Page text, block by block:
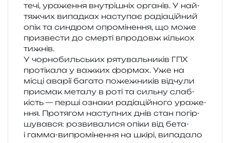
те­чі, ура­же­н­ня вну­трі­шніх орга­нів. У най­
тяж­чих випад­ках насту­пає раді­а­цій­ний
опік та син­дром опро­мі­не­н­ня, що може
при­зве­сти до смер­ті впро­довж кіль­кох
тижнів.
У чор­но­биль­ських ряту­валь­ни­ків ГПХ
про­ті­ка­ла у важ­ких фор­мах. Уже на
місці ава­рії бага­то поже­жни­ків від­чу­ли
при­смак мета­лу в роті та силь­ну слаб­
кість — перші озна­ки раді­а­цій­но­го ура­же­
н­ня. Протягом насту­пних днів стан погір­
шу­вав­ся: роз­ви­ва­ли­ся опіки від бета-
і гамма-випро­мі­не­н­ня на шкірі, випа­да­ло